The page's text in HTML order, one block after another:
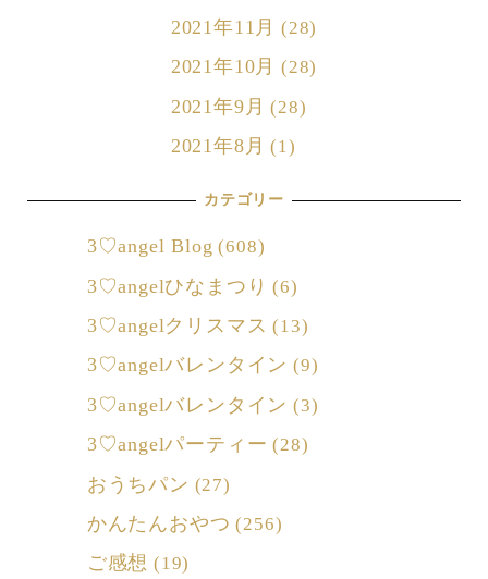
2021年11月 (28)
2021年10月 (28)
2021年9月 (28)
2021年8月 (1)
カテゴリー
3♡angel Blog (608)
3♡angelひなまつり (6)
3♡angelクリスマス (13)
3♡angelバレンタイン (9)
3♡angelバレンタイン (3)
3♡angelパーティー (28)
おうちパン (27)
かんたんおやつ (256)
ご感想 (19)